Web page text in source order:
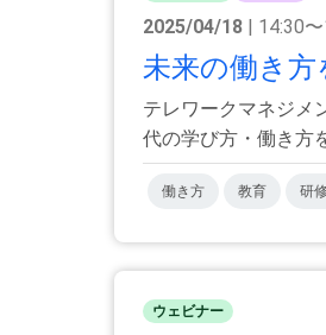
2025/04/18 | 14:30
未来の働き
テレワークマネジメ
代の学び方・働き方
働き方 教育 研修
ウェビナー